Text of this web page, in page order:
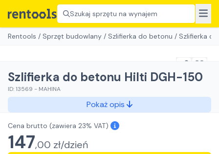
Szukaj sprzętu na wynajem
Rentools / Sprzęt budowlany / Szlifierka do betonu / Szlifierka
Szlifierka do betonu Hilti DGH-150
ID:13569 - MAHINA
Pokaż opis
Cena brutto (zawiera 23% VAT)
147,00 zł/dzień